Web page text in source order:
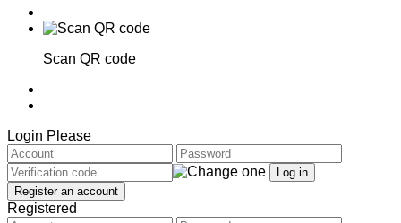
Scan QR code
Login Please
Registered